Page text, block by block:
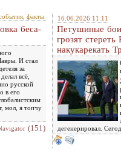
факты
беса-
И стал
за
всё,
русской
в его
мол, я топчу
(151)
16.06.2026 11:11
Петушиные
грозят
накукарекать
дегенерировал.